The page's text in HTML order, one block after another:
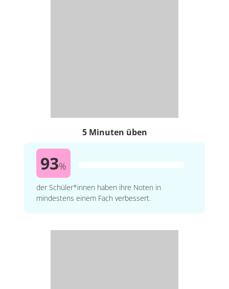
5 Minuten üben
93%
der Schüler*innen haben ihre Noten in
mindestens einem Fach verbessert.